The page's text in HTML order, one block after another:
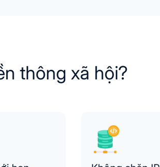
thông xã hội?